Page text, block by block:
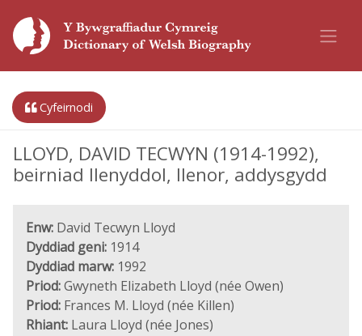
Cyfeirnodi
LLOYD, DAVID TECWYN (1914-1992),
beirniad llenyddol, llenor, addysgydd
Enw: David Tecwyn Lloyd
Dyddiad geni: 1914
Dyddiad marw: 1992
Priod:Gwyneth Elizabeth Lloyd (née Owen)
Priod: Frances M. Lloyd (née Killen)
Rhiant: Laura Lloyd (née Jones)